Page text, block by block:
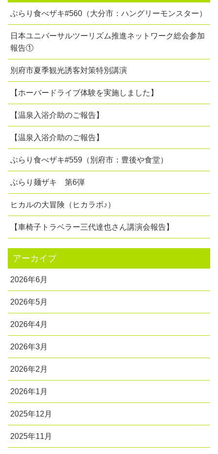
ぶらり食べザキ#560（大分市：ハングリーモンスター）
日本ユニバーサルツーリズム推進ネットワーク総会参加
報告①
別府市夏季観光誘客対策特別講演
【ホーバードライブ体験を実施しました】
【温泉入浴介助のご報告】
【温泉入浴介助のご報告】
ぶらり食べザキ#559（別府市：豊後や食堂）
ぶらり麺ザキ 第6弾
ヒカルの大冒険（ヒカラボ♪）
【車椅子トラベラー三代達也さん講演会報告】
アーカイブ
2026年6月
2026年5月
2026年4月
2026年3月
2026年2月
2026年1月
2025年12月
2025年11月